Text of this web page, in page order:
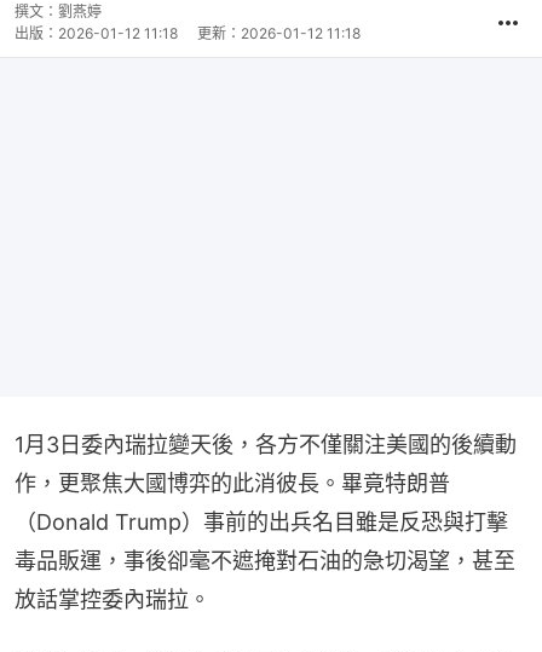
撰文： 劉燕婷
出版： 2026-01-12 11:18 更新： 2026-01-12 11:18
1月3日委內瑞拉變天後，各方不僅關注美國的後續動
作，更聚焦大國博弈的此消彼長。畢竟特朗普
（Donald Trump）事前的出兵名目雖是反恐與打擊
毒品販運，事後卻毫不遮掩對石油的急切渴望，甚至
放話掌控委內瑞拉。